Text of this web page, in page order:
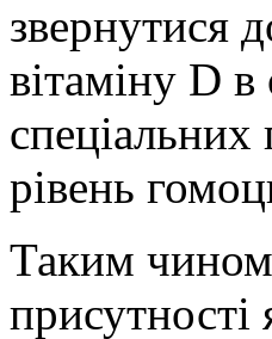
звернутися
вітаміну D в
рівень
Таким
присутності